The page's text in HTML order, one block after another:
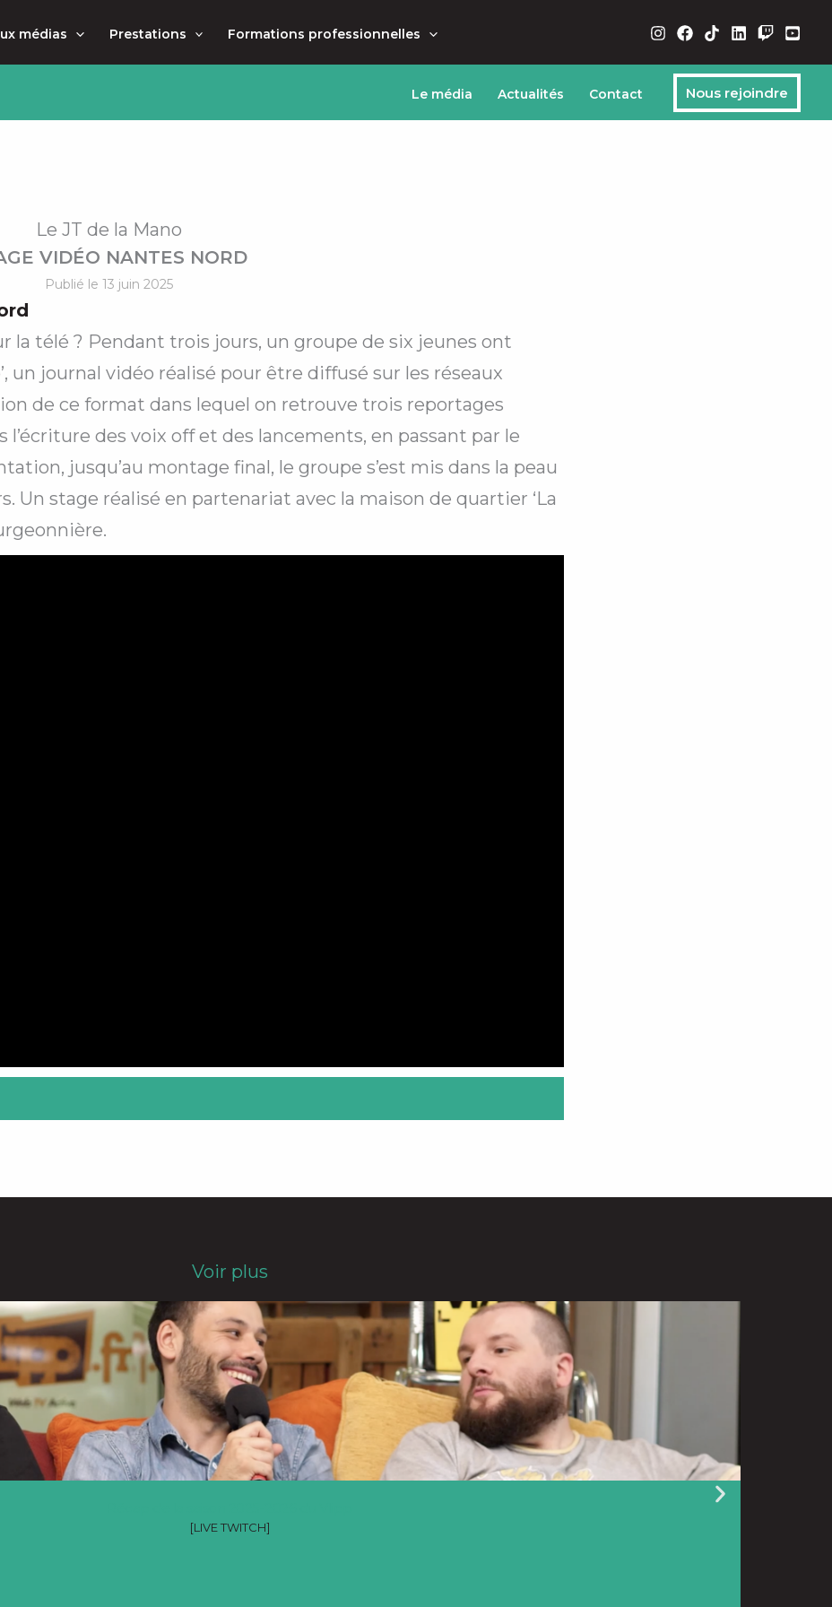
médias Prestations Formations professionnelles
Le média Actualités Contact Nous rejoindre
Le JT de la Mano
VIDÉO NANTES NORD
Publié le 13 juin 2025
la télé ? Pendant trois jours, un groupe de six jeunes ont
un journal vidéo réalisé pour être diffusé sur les réseaux
de ce format dans lequel on retrouve trois reportages
des voix off et des lancements, en passant par le
jusqu’au montage final, le groupe s’est mis dans la peau
Un stage réalisé en partenariat avec la maison de quartier ‘La
Voir plus
[LIVE TWITCH]